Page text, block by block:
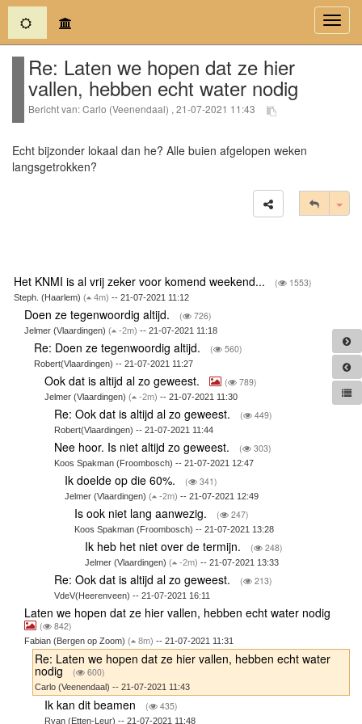
(current)
Re: Laten we hopen dat ze hier
vallen, hebben echt water nodig
Bericht van: Carlo (Veenendaal) , 21-07-2021 11:43
Echt bijzonder lokaal dan he? Alle buien afgelopen weken
langsgetrokken?
Het KNMI is al vrij zeker voor komend weekend... ( 1553)
Steph. (Haarlem) ( 4m) -- 21-07-2021 11:12
Doen ze tegenwoordig altijd. ( 726)
Jelmer (Vlaardingen) ( -2m) -- 21-07-2021 11:18
Re: Doen ze tegenwoordig altijd. ( 560)
Robert(Vlaardingen) -- 21-07-2021 11:27
Ook dat is altijd al zo geweest. ( 789)
Jelmer (Vlaardingen) ( -2m) -- 21-07-2021 11:30
Re: Ook dat is altijd al zo geweest. ( 449)
Robert(Vlaardingen) -- 21-07-2021 11:44
Nee hoor. Is niet altijd zo geweest. ( 303)
Koos Spakman (Froombosch) -- 21-07-2021 12:47
Ik doelde op die 60%. ( 341)
Jelmer (Vlaardingen) ( -2m) -- 21-07-2021 12:49
Is ook niet lang aanwezig. ( 247)
Koos Spakman (Froombosch) -- 21-07-2021 13:28
Ik heb het niet over de termijn. ( 248)
Jelmer (Vlaardingen) ( -2m) -- 21-07-2021 13:33
Re: Ook dat is altijd al zo geweest. ( 213)
VdeV(Heerenveen) -- 21-07-2021 16:11
Laten we hopen dat ze hier vallen, hebben echt water nodig
( 842)
Fabian (Bergen op Zoom) ( 8m) -- 21-07-2021 11:31
Re: Laten we hopen dat ze hier vallen, hebben echt water
nodig ( 600)
Carlo (Veenendaal) -- 21-07-2021 11:43
Ik kan dit beamen ( 435)
Ryan (Etten-Leur) -- 21-07-2021 11:48